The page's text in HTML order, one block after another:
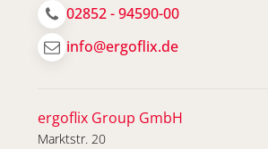
02852 - 94590-00
info@ergoflix.de
ergoflix Group GmbH
Marktstr. 20